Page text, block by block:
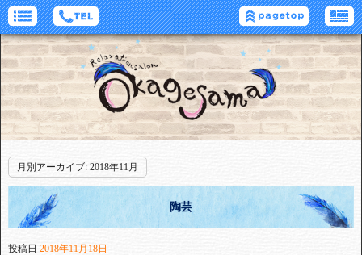
月別アーカイブ: 2018年11月
陶芸
投稿日 2018年11月18日